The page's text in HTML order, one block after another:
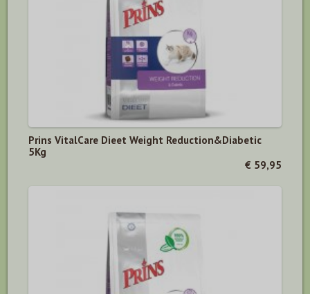
Prins VitalCare Dieet Weight Reduction&Diabetic
5Kg
€ 59,95